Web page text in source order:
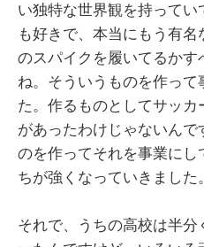
い独特な世界観を持って
も好きで、本当にもう有
のスパイクを履いてるか
ね。そういうものを作っ
た。作るものとしてサッカ
があったわけじゃないん
のを作ってそれを事業に
ちが強くなっていきました。
それで、うちの高校は半